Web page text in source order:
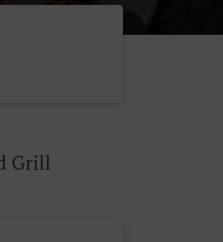
Grill